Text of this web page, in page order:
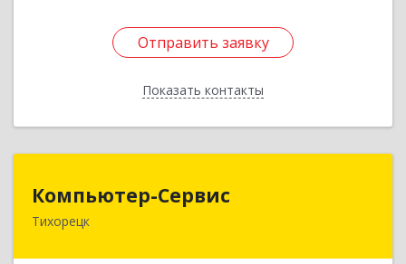
Отправить заявку
Показать контакты
Отправить заявку
Назад
Компьютер-Сервис
Тихорецк
352040, Краснодарский край, Павловский р-н,